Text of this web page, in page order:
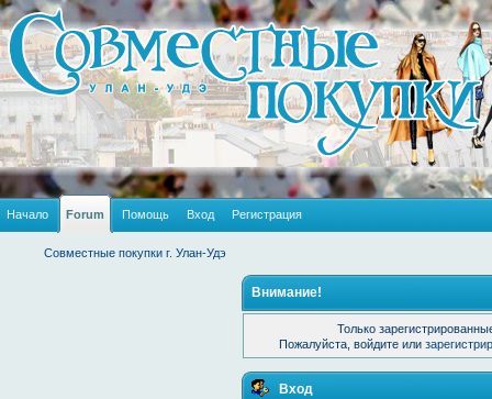
Начало Forum Помощь Вход Регистрация
Совместные покупки г. Улан-Удэ
Внимание!
Только
Пожалуйста, войдите или
Вход